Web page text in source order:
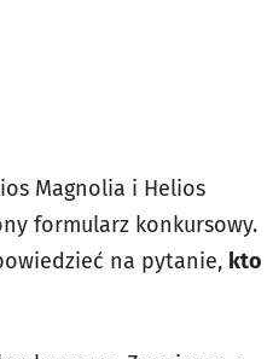
Magnolia i Helios
formularz konkursowy.
na pytanie, kto